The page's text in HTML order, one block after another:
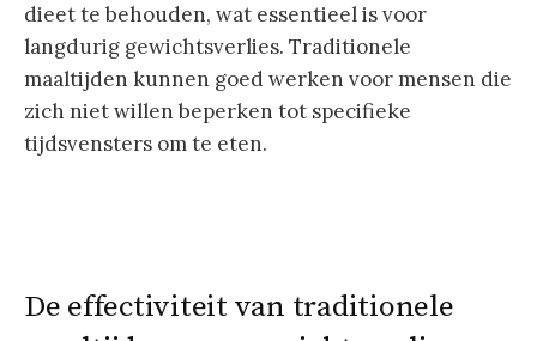
dieet te behouden, wat essentieel is voor
langdurig gewichtsverlies. Traditionele
maaltijden kunnen goed werken voor mensen die
zich niet willen beperken tot specifieke
tijdsvensters om te eten.
De effectiviteit van traditionele